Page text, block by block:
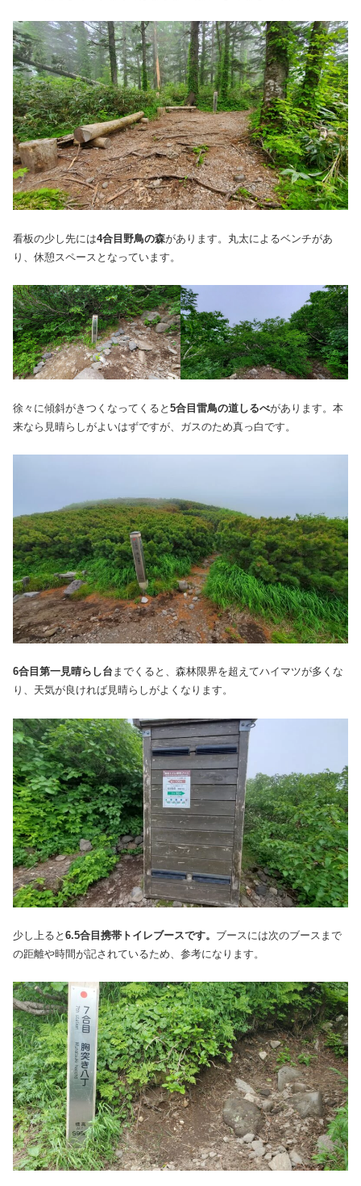
看板の少し先には4合目野鳥の森があります。丸太によるベンチがあ
り、休憩スペースとなっています。
徐々に傾斜がきつくなってくると 5合目雷鳥の道しるべがあります。本
来なら見晴らしがよいはずですが、ガスのため真っ白です。
6合目第一見晴らし台 までくると、森林限界を超えてハイマツが多くな
り、天気が良ければ見晴らしがよくなります。
少し上ると 6.5合目携帯トイレブースです。 ブースには次のブースまで
の距離や時間が記されているため、参考になります。